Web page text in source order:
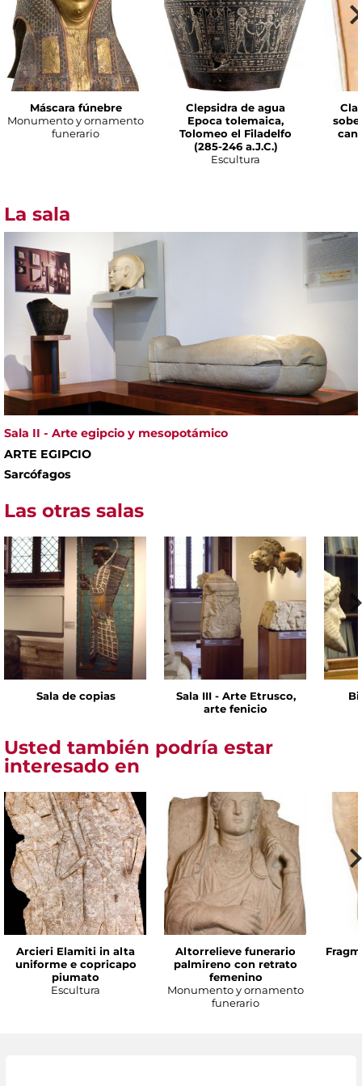
Máscara fúnebre
Monumento y ornamento
funerario
Clepsidra de agua
Epoca tolemaica,
Tolomeo el Filadelfo
(285-246 a.J.C.)
Escultura
La sala
Sala II - Arte egipcio y mesopotámico
ARTE EGIPCIO
Sarcófagos
Las otras salas
Sala de copias
Sala III - Arte Etrusco,
arte fenicio
Usted también podría estar
interesado en
Arcieri Elamiti in alta
uniforme e copricapo
piumato
Escultura
Altorrelieve funerario
palmireno con retrato
femenino
Monumento y ornamento
funerario